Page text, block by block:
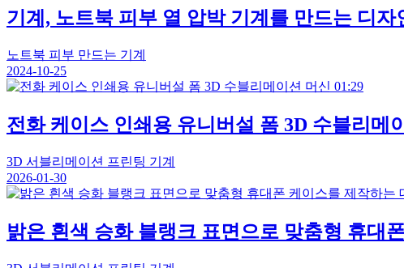
기계, 노트북 피부 열 압박 기계를 만드는 디
노트북 피부 만드는 기계
2024-10-25
01:29
전화 케이스 인쇄용 유니버설 폼 3D 수블리메
3D 서블리메이션 프린팅 기계
2026-01-30
밝은 흰색 승화 블랭크 표면으로 맞춤형 휴대